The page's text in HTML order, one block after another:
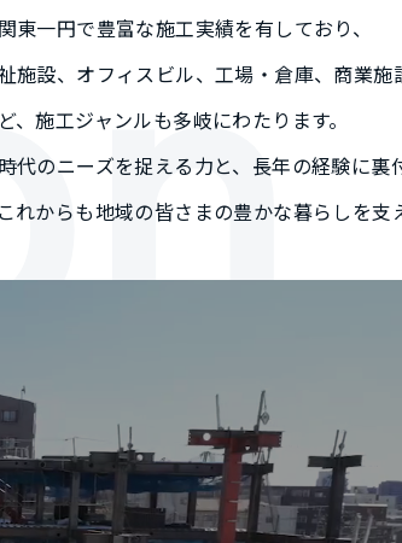
n
東一円で豊富な施工実績を有しており、
施設、オフィスビル、工場・倉庫、商業施
、施工ジャンルも多岐にわたります。
代のニーズを捉える力と、長年の経験に裏
れからも地域の皆さまの豊かな暮らしを支